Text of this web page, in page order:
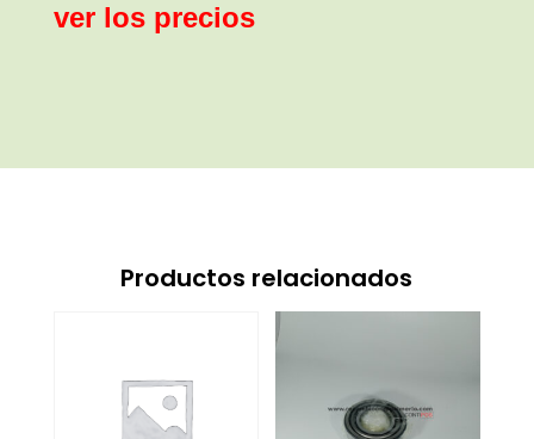
ver los precios
Productos relacionados